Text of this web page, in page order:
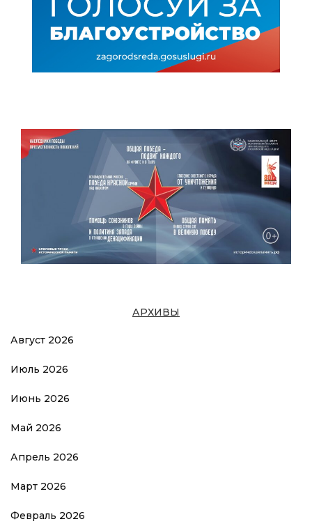
АРХИВЫ
Август 2026
Июль 2026
Июнь 2026
Май 2026
Апрель 2026
Март 2026
Февраль 2026